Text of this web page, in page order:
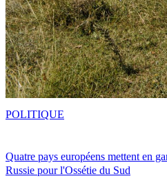
Quatre pays européens mettent en
Russie pour l'Ossétie du Sud
POLITIQUE